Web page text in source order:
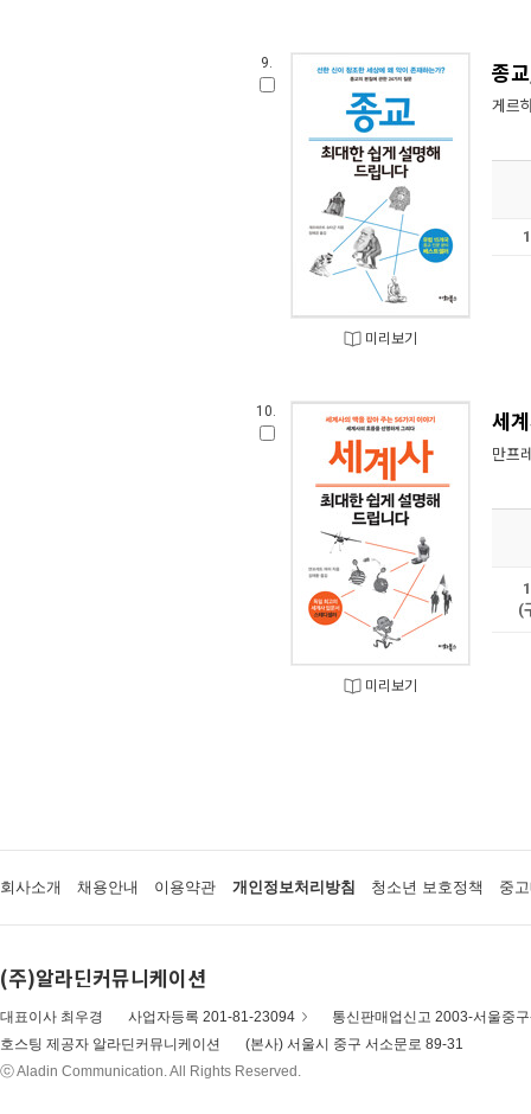
9.
미리보기
종
게르
10.
미리보기
세
만프
(
회사소개 채용안내 이용약관 개인정보처리방침 청소년 보호정책 중
(주)알라딘커뮤니케이션
대표이사 최우경 사업자등록 201-81-23094
통신판매업신고 2003-서울중
호스팅 제공자 알라딘커뮤니케이션
(본사) 서울시 중구 서소문로 89-31
ⓒ Aladin Communication. All Rights Reserved.